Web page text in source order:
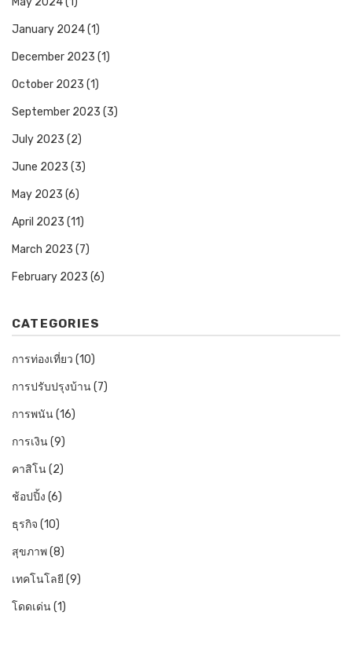
January 2024(1)
December 2023 (1)
October 2023 (1)
September 2023 (3)
July 2023 (2)
June 2023 (3)
May 2023 (6)
April 2023 (11)
March 2023 (7)
February 2023 (6)
CATEGORIES
การท่องเที่ยว (10)
การปรับปรุงบ้าน(7)
การพนัน(16)
การเงิน(9)
คาสิโน(2)
ช้อปปิ้ง (6)
ธุรกิจ (10)
สุขภาพ(8)
เทคโนโลยี (9)
โดดเด่น(1)